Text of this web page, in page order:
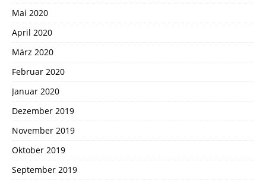
Mai 2020
April 2020
März 2020
Februar 2020
Januar 2020
Dezember 2019
November 2019
Oktober 2019
September 2019